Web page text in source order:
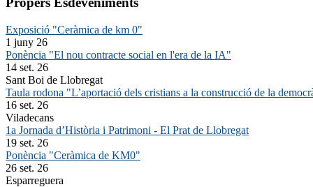
Exposició "Ceràmica de km 0"
1 juny 26
Ponència "El nou contracte social en l'era de la IA"
14 set. 26
Sant Boi de Llobregat
Taula rodona "L’aportació dels cristians a la construcció de la
16 set. 26
Viladecans
1a Jornada d’Història i Patrimoni - El Prat de Llobregat
19 set. 26
Ponència "Ceràmica de KM0"
26 set. 26
Esparreguera